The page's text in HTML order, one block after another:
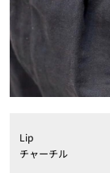
Lip
チャーチル